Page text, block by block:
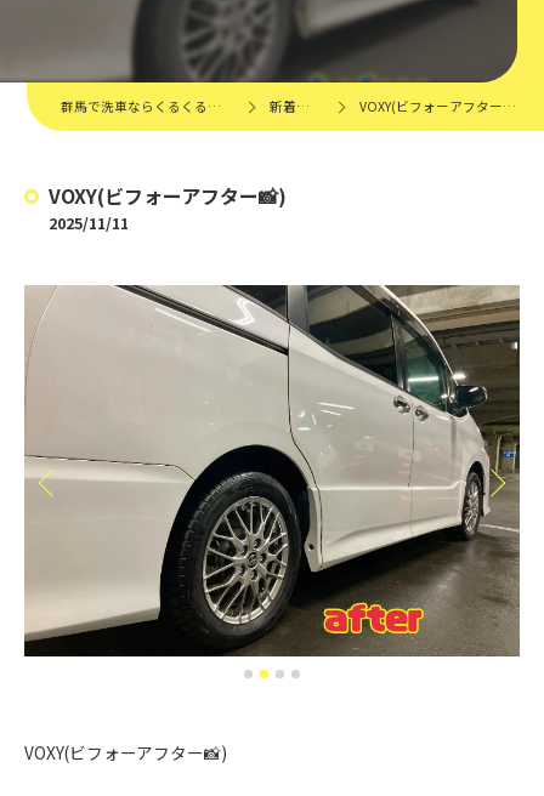
群馬で洗車ならくるくる洗車 新着情報 VOXY(ビフォーアフター📸)
VOXY(ビフォーアフター📸)
2025/11/11
VOXY(ビフォーアフター📸)